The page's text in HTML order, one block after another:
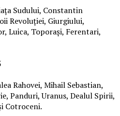
Sudului, Constantin
Revoluției, Giurgiului,
Luica, Toporași, Ferentari,
Rahovei, Mihail Sebastian,
Panduri, Uranus, Dealul Spirii,
Cotroceni.